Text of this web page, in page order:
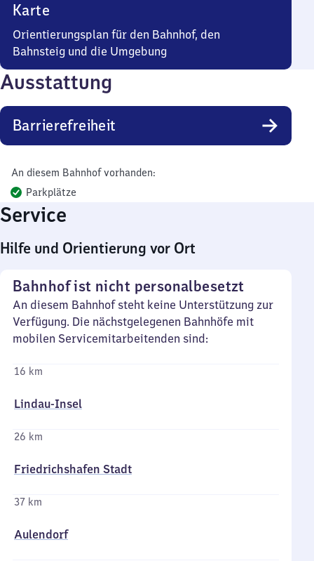
Karte
Orientierungsplan für den Bahnhof, den
Bahnsteig und die Umgebung
Ausstattung
Barrierefreiheit
An diesem Bahnhof vorhanden:
Parkplätze
Service
Hilfe und Orientierung vor Ort
Bahnhof ist nicht personalbesetzt
An diesem Bahnhof steht keine Unterstützung zur
Verfügung. Die nächstgelegenen Bahnhöfe mit
mobilen Servicemitarbeitenden sind:
16 km
Lindau-Insel
26 km
Friedrichshafen Stadt
37 km
Aulendorf